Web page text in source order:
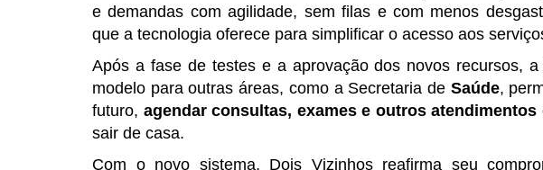
e demandas com agilidade, sem filas e com menos
que a tecnologia oferece para simplificar o acesso aos
Após a fase de testes e a aprovação dos novos recursos,
modelo para outras áreas, como a Secretaria de Saúde,
futuro, agendar consultas, exames e outros
sair de casa.
Com o novo sistema, Dois Vizinhos reafirma seu